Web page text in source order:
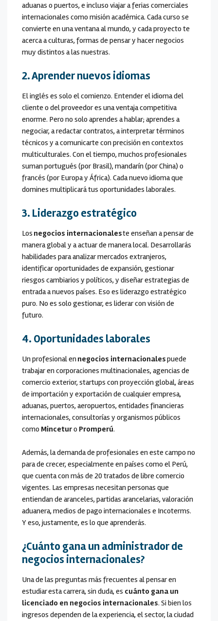
aduanas o puertos, e incluso viajar a ferias comerciales
internacionales como misión académica. Cada curso se
convierte en una ventana al mundo, y cada proyecto te
acerca a culturas, formas de pensar y hacer negocios
muy distintos a las nuestras.
2.Aprender nuevos idiomas
El inglés es solo el comienzo. Entender el idioma del
cliente o del proveedor es una ventaja competitiva
enorme. Pero no solo aprendes a hablar; aprendes a
negociar, a redactar contratos, a interpretar términos
técnicos y a comunicarte con precisión en contextos
multiculturales. Con el tiempo, muchos profesionales
suman portugués (por Brasil), mandarín (por China) o
francés (por Europa y África). Cada nuevo idioma que
domines multiplicará tus oportunidades laborales.
3. Liderazgo estratégico
Los negocios internacionaleste enseñan a pensar de
manera global y a actuar de manera local. Desarrollarás
habilidades para analizar mercados extranjeros,
identificar oportunidades de expansión, gestionar
riesgos cambiarios y políticos, y diseñar estrategias de
entrada a nuevos países. Eso es liderazgo estratégico
puro. No es solo gestionar, es liderar con visión de
futuro.
4. Oportunidades laborales
Un profesional ennegocios internacionalespuede
trabajar en corporaciones multinacionales, agencias de
comercio exterior, startups con proyección global, áreas
de importación y exportación de cualquier empresa,
aduanas, puertos, aeropuertos, entidades financieras
internacionales, consultorías y organismos públicos
como Minceturo Promperú.
Además, la demanda de profesionales en este campo no
para de crecer, especialmente en países como el Perú,
que cuenta con más de 20 tratados de libre comercio
vigentes. Las empresas necesitan personas que
entiendan de aranceles, partidas arancelarias, valoración
aduanera, medios de pago internacionales e Incoterms.
Y eso, justamente, es lo que aprenderás.
¿Cuánto gana un administrador de
negocios internacionales?
Una de las preguntas más frecuentes al pensar en
estudiar esta carrera, sin duda, es cuánto gana un
licenciado en negocios internacionales. Si bien los
ingresos dependen de la experiencia, el sector, la ciudad